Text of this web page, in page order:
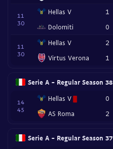
11
30
Hellas V
Dolomiti
1
0
11
30
Hellas V
Virtus Verona
2
1
Serie A - Regular Season 38
14
45
Hellas V
AS Roma
0
2
Serie A - Regular Season 37